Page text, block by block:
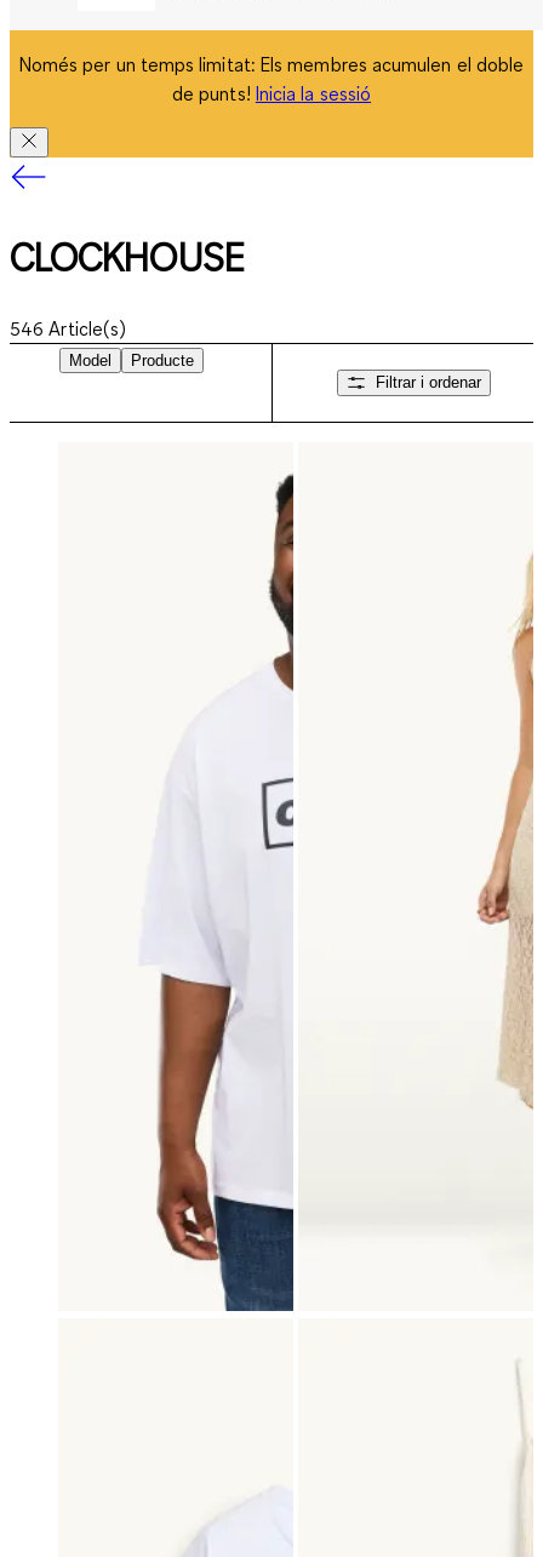
Només per un temps limitat: Els membres acumulen el doble
de punts! Inicia la sessió
CLOCKHOUSE
546 Article(s)
Model
Producte
Filtrar i ordenar